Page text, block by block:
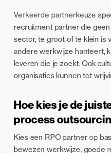
Verkeerde partnerkeuze
recruitment partner die
sector, te groot of te klein is
andere werkwijze hanteert,
leveren die je zoekt. Ook
organisaties kunnen tot
Hoe kies je de
process
Kies een RPO partner op
bewezen werkwijze, goede